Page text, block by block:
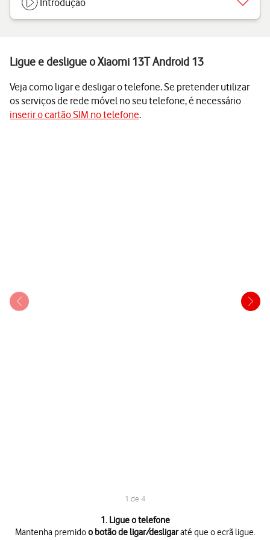
Introdução
Ligue e desligue o Xiaomi 13T Android 13
Veja como ligar e desligar o telefone. Se pretender utilizar
os serviços de rede móvel no seu telefone, é necessário
inserir o cartão SIM no telefone.
1 de 4
1. Ligue o telefone
Mantenha premidoo botão de ligar/desligaraté que o ecrã ligue.